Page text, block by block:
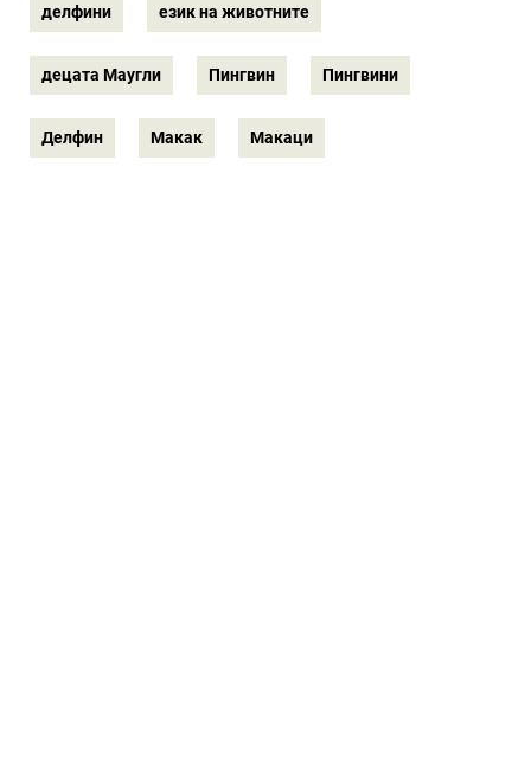
делфини език на животните
децата Маугли Пингвин Пингвини
Делфин Макак Макаци